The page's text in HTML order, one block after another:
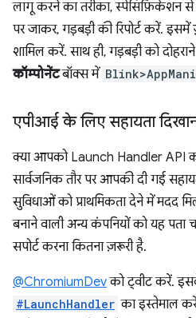
लागू करने का तरीका, स्पेसिफ़िकेशन
पर जाकर, गड़बड़ी की रिपोर्ट करें. इसमें
शामिल करें. साथ ही, गड़बड़ी को
कॉम्पोनेंटबॉक्स में
एपीआई के लिए सहायता
क्या आपको Launch Handler API
सार्वजनिक तौर पर आपकी दी गई
सुविधाओं को प्राथमिकता देने में मदद
बनाने वाली अन्य कंपनियों को यह
सपोर्ट करना कितना ज़रूरी है.
@ChromiumDevको ट्वीट करें.
#LaunchHandler का इस्तेमाल